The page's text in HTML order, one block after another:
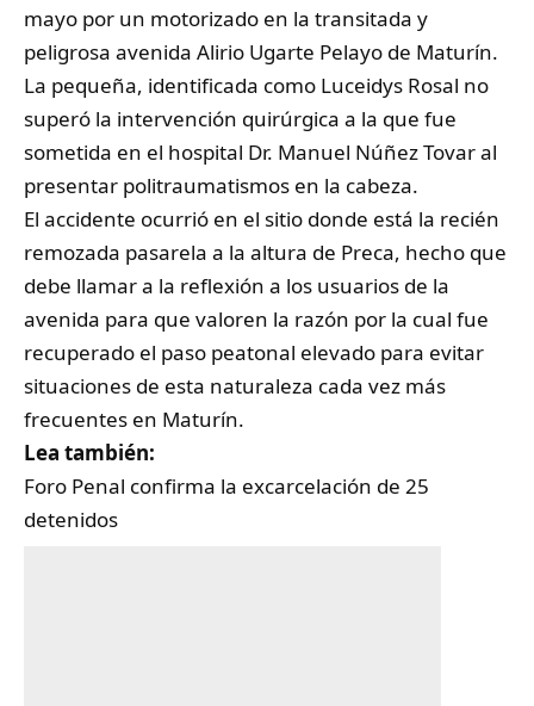
mayo por un motorizado en la transitada y
peligrosa avenida Alirio Ugarte Pelayo de Maturín.
La pequeña, identificada como Luceidys Rosal no
superó la intervención quirúrgica a la que fue
sometida en el hospital Dr. Manuel Núñez Tovar al
presentar politraumatismos en la cabeza.
El accidente ocurrió en el sitio donde está la recién
remozada pasarela a la altura de Preca, hecho que
debe llamar a la reflexión a los usuarios de la
avenida para que valoren la razón por la cual fue
recuperado el paso peatonal elevado para evitar
situaciones de esta naturaleza cada vez más
frecuentes en Maturín.
Lea también:
Foro Penal confirma la excarcelación de 25
detenidos